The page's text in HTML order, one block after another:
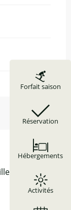
Forfait saison
Réservation
Hébergements
Activités
Vieille